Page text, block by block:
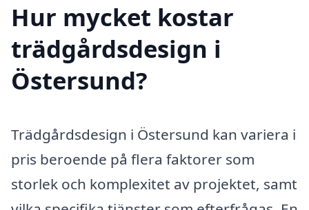
Hur mycket kostar
trädgårdsdesign i
Östersund?
Trädgårdsdesign i Östersund kan variera i
pris beroende på flera faktorer som
storlek och komplexitet av projektet, samt